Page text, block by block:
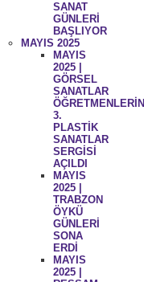
SANAT
GÜNLERİ
BAŞLIYOR
MAYIS 2025
MAYIS
2025 |
GÖRSEL
SANATLAR
3.
PLASTİK
SANATLAR
SERGİSİ
AÇILDI
MAYIS
2025 |
TRABZON
ÖYKÜ
GÜNLERİ
SONA
ERDİ
MAYIS
2025 |